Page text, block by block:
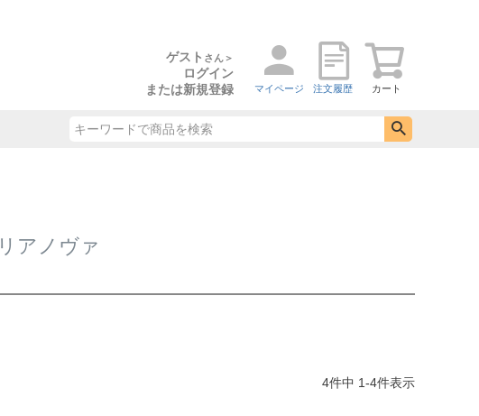
ゲスト さん＞
ログイン
または新規登録
カート
注文履歴
マイページ
アノヴァ
4件中 1-4件表示